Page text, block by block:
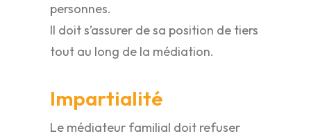
personnes.
Il doit s’assurer de sa position de tiers
tout au long de la médiation.
Impartialité
Le médiateur familial doit refuser